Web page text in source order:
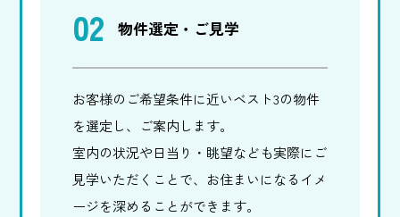
02 物件選定・ご見学
お客様のご希望条件に近いベスト3の物件
を選定し、ご案内します。
室内の状況や日当り・眺望なども実際にご
見学いただくことで、お住まいになるイメ
ージを深めることができます。